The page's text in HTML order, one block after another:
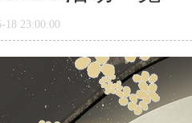
18 23:00:00